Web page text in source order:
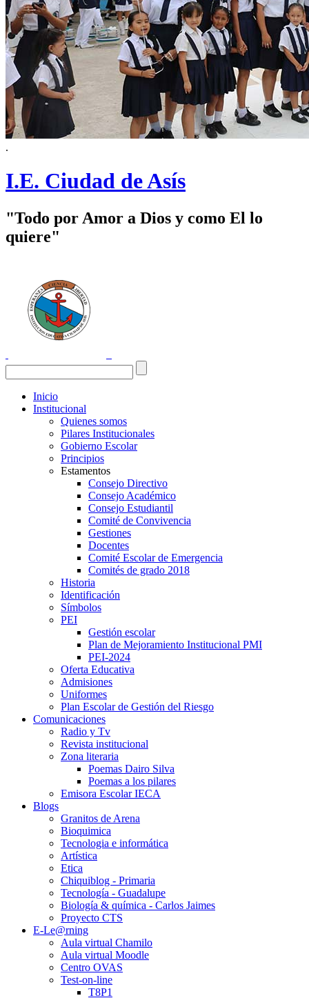
.
I.E. Ciudad de Asís
"Todo por Amor a Dios y como El lo
quiere"
Inicio
Institucional
Quienes somos
Pilares Institucionales
Gobierno Escolar
Principios
Estamentos
Consejo Directivo
Consejo Académico
Consejo Estudiantil
Comité de Convivencia
Gestiones
Docentes
Comité Escolar de Emergencia
Comités de grado 2018
Historia
Identificación
Símbolos
PEI
Gestión escolar
Plan de Mejoramiento Institucional PMI
PEI-2024
Oferta Educativa
Admisiones
Uniformes
Plan Escolar de Gestión del Riesgo
Comunicaciones
Radio y Tv
Revista institucional
Zona literaria
Poemas Dairo Silva
Poemas a los pilares
Emisora Escolar IECA
Blogs
Granitos de Arena
Bioquimica
Tecnologia e informática
Artística
Etica
Chiquiblog - Primaria
Tecnología - Guadalupe
Biología & química - Carlos Jaimes
Proyecto CTS
E-Le@rning
Aula virtual Chamilo
Aula virtual Moodle
Centro OVAS
Test-on-line
T8P1